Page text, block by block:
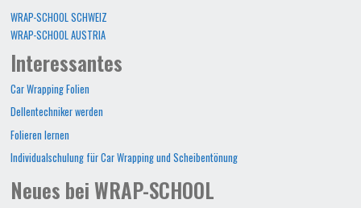
WRAP-SCHOOL SCHWEIZ
WRAP-SCHOOL AUSTRIA
Interessantes
Car Wrapping Folien
Dellentechniker werden
Folieren lernen
Individualschulung für Car Wrapping und Scheibentönung
Neues bei WRAP-SCHOOL